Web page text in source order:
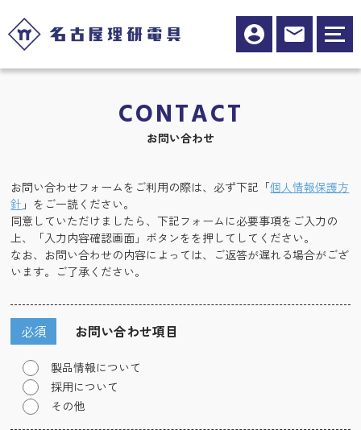
CONTACT
お問い合わせ
お問い合わせフォームをご利用の際は、必ず下記「個人情報保護方
針 」をご一読ください。
同意していただけましたら、下記フォームに必要事項をご入力の
上、「入力内容確認画面」ボタンをを押してしてください。
なお、お問い合わせの内容によっては、ご返答が遅れる場合がござ
います。ご了承ください。
お問い合わせ項目
必須
製品情報について
採用について
その他